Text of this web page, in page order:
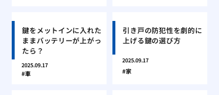
鍵をメットインに入れた
ままバッテリーが上がっ
たら？
2025.09.17
車
引き戸の防犯性を劇的に
上げる鍵の選び方
2025.09.17
家